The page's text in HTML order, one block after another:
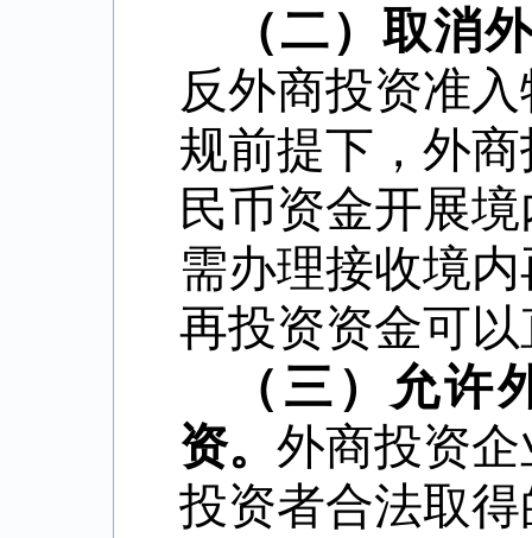
（二）取消
反外商投资准
规前提下，外
民币资金开展
需办理接收境
再投资资金可
（三）允
资。 外商投资
投资者合法取